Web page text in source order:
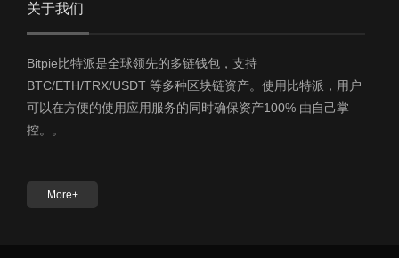
关于我们
Bitpie比特派是全球领先的多链钱包，支持
BTC/ETH/TRX/USDT 等多种区块链资产。使用比特派，用户
可以在方便的使用应用服务的同时确保资产100% 由自己掌
控。。
More+